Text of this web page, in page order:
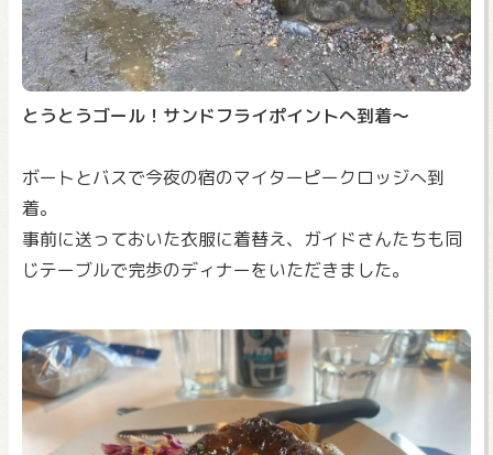
とうとうゴール！サンドフライポイントへ到着～
ボートとバスで今夜の宿のマイターピークロッジへ到
着。
事前に送っておいた衣服に着替え、ガイドさんたちも同
じテーブルで完歩のディナーをいただきました。